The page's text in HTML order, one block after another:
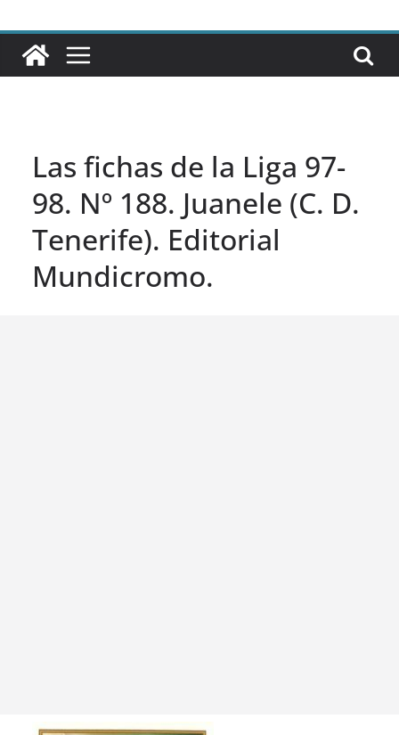
Las fichas de la Liga 97-
98. Nº 188. Juanele (C. D.
Tenerife). Editorial
Mundicromo.